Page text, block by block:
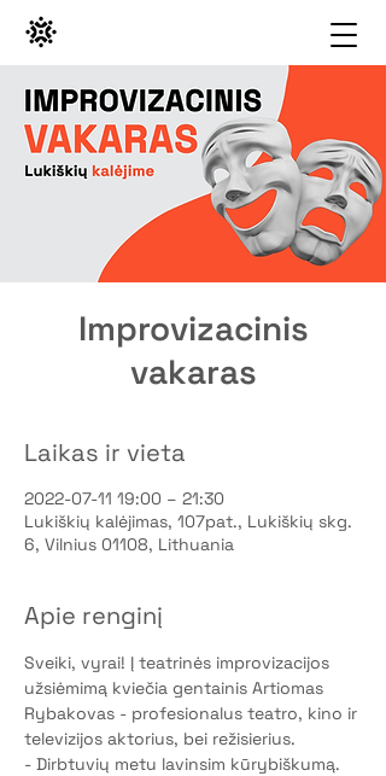
Improvizacinis
vakaras
Laikas ir vieta
2022-07-11 19:00 – 21:30
Lukiškių kalėjimas, 107pat., Lukiškių skg.
6, Vilnius 01108, Lithuania
Apie renginį
Sveiki, vyrai! Į teatrinės improvizacijos
užsiėmimą kviečia gentainis Artiomas
Rybakovas - profesionalus teatro, kino ir
televizijos aktorius, bei režisierius.
- Dirbtuvių metu lavinsim kūrybiškumą.